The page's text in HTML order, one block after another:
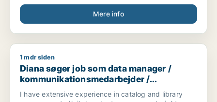
august.
Mere info
Diana søger job som data manager /
1 mdr siden
Diana søger job som data manager /
kommunikationsmedarbejder /
kulturmedarbejder / kreativ medarbejder /
I have extensive experience in catalog and library